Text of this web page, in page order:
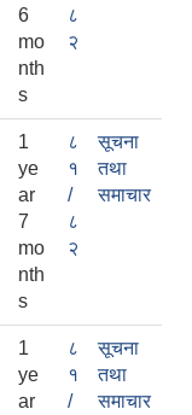
6
mo
nth
s
८
२
1
ye
ar
7
mo
nth
s
८
१
/
८
२
सूचना
तथा
समाचार
1
ye
ar
८
१
/
सूचना
तथा
समाचार